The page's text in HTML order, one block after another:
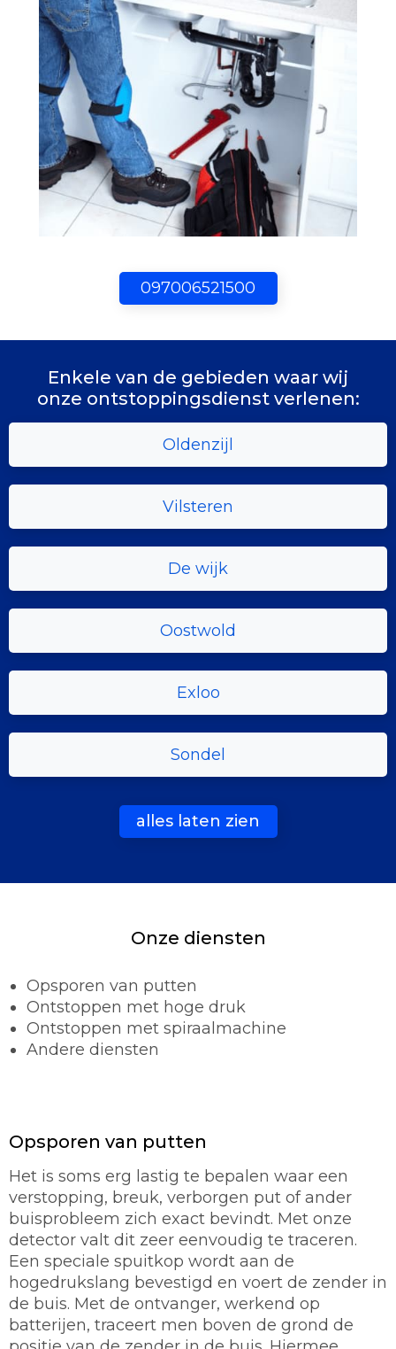
097006521500
Enkele van de gebieden waar wij
onze ontstoppingsdienst verlenen:
Oldenzijl
Vilsteren
De wijk
Oostwold
Exloo
Sondel
alles laten zien
Onze diensten
Opsporen van putten
Ontstoppen met hoge druk
Ontstoppen met spiraalmachine
Andere diensten
Opsporen van putten
Het is soms erg lastig te bepalen waar een
verstopping, breuk, verborgen put of ander
buisprobleem zich exact bevindt. Met onze
detector valt dit zeer eenvoudig te traceren.
Een speciale spuitkop wordt aan de
hogedrukslang bevestigd en voert de zender in
de buis. Met de ontvanger, werkend op
batterijen, traceert men boven de grond de